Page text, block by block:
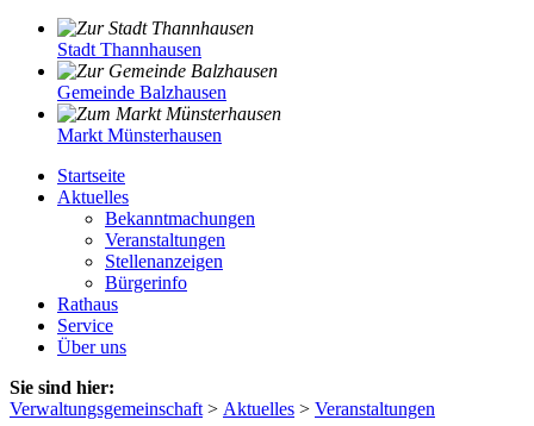
Stadt Thannhausen
Gemeinde Balzhausen
Markt Münsterhausen
Startseite
Aktuelles
Bekanntmachungen
Veranstaltungen
Stellenanzeigen
Bürgerinfo
Rathaus
Service
Über uns
Sie sind hier:
Verwaltungsgemeinschaft > Aktuelles > Veranstaltungen